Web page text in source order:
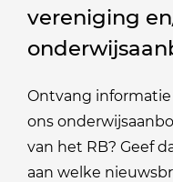
vereniging
Ontvang
ons
van het RB? Geef
aan welke